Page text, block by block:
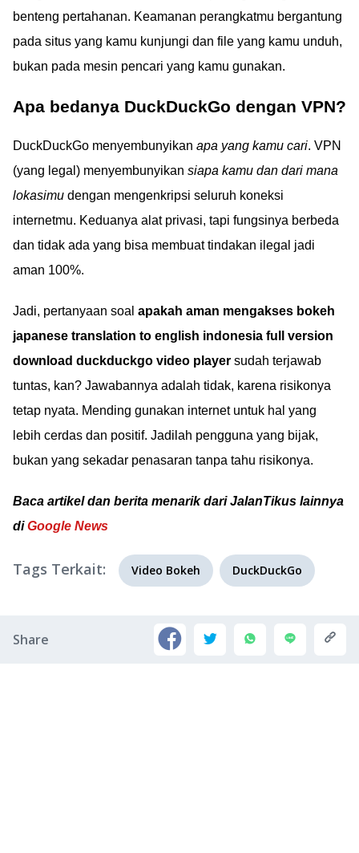
benteng pertahanan. Keamanan perangkatmu bergantung
pada situs yang kamu kunjungi dan file yang kamu unduh,
bukan pada mesin pencari yang kamu gunakan.
Apa bedanya DuckDuckGo dengan VPN?
DuckDuckGo menyembunyikan apa yang kamu cari. VPN
(yang legal) menyembunyikan siapa kamu dan dari mana
lokasimu dengan mengenkripsi seluruh koneksi
internetmu. Keduanya alat privasi, tapi fungsinya berbeda
dan tidak ada yang bisa membuat tindakan ilegal jadi
aman 100%.
Jadi, pertanyaan soal apakah aman mengakses bokeh
japanese translation to english indonesia full version
download duckduckgo video player sudah terjawab
tuntas, kan? Jawabannya adalah tidak, karena risikonya
tetap nyata. Mending gunakan internet untuk hal yang
lebih cerdas dan positif. Jadilah pengguna yang bijak,
bukan yang sekadar penasaran tanpa tahu risikonya.
Baca artikel dan berita menarik dari JalanTikus lainnya
diGoogle News
Tags Terkait: Video Bokeh DuckDuckGo
Share